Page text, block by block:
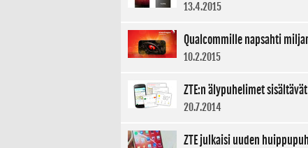
13.4.2015
Qualcommille napsahti
10.2.2015
ZTE:n älypuhelimet
20.7.2014
ZTE julkaisi uuden